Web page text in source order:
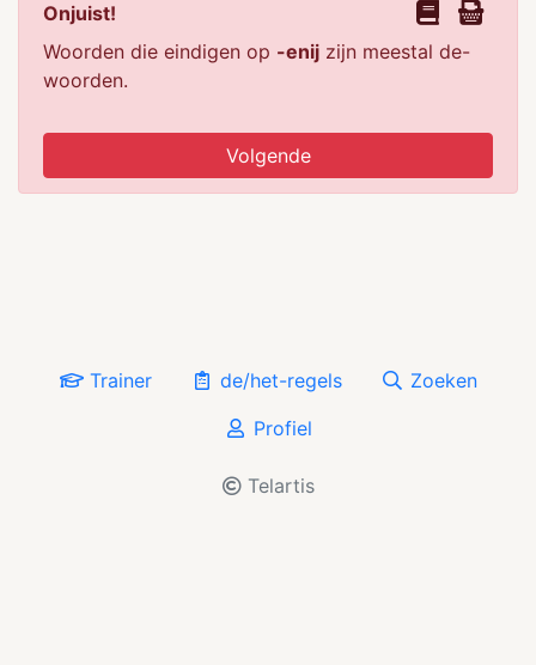
Onjuist!
Woorden die eindigen op -enij zijn meestal de-
woorden.
Volgende
Trainer de/het-regels
Zoeken
Profiel
Telartis